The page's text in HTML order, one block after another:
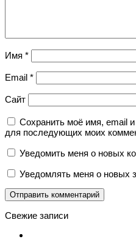
Имя *
Email *
Сайт
Сохранить моё имя, email
для последующих моих
Уведомить меня о новых
Уведомлять меня о новых
Свежие записи